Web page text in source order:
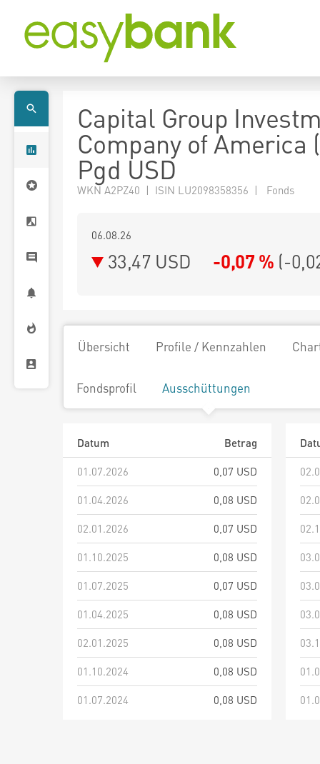
Capital Group
Company of America
Pgd USD
WKN A2PZ40 | ISIN LU2098358356 | Fonds
06.08.26
33,47 USD -0,07 % (-
Übersicht Profile / Kennzahlen
Fondsprofil Ausschüttungen
Datum
Betrag
01.07.2026
0,07 USD
01.04.2026
0,08 USD
02.01.2026
0,07 USD
01.10.2025
0,08 USD
01.07.2025
0,07 USD
01.04.2025
0,08 USD
02.01.2025
0,08 USD
01.10.2024
0,08 USD
01.07.2024
0,08 USD